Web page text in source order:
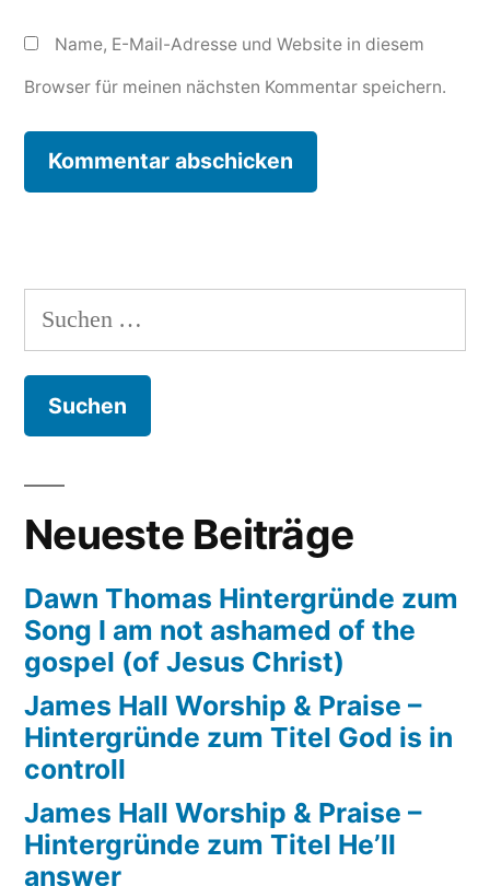
Name, E-Mail-Adresse und Website in diesem
Browser für meinen nächsten Kommentar speichern.
Suchen
nach:
Neueste Beiträge
Dawn Thomas Hintergründe zum
Song I am not ashamed of the
gospel (of Jesus Christ)
James Hall Worship & Praise –
Hintergründe zum Titel God is in
controll
James Hall Worship & Praise –
Hintergründe zum Titel He’ll
answer